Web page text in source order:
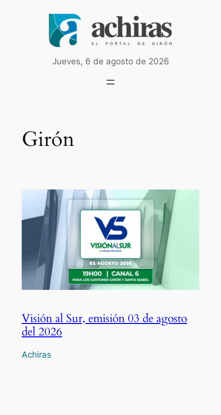
Jueves, 6 de agosto de 2026
Girón
Visión al Sur, emisión 03 de agosto
del 2026
Achiras